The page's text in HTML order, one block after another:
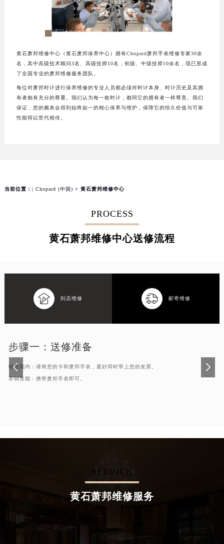
黄石萧邦维修中心（黄石萧邦保养中心）拥有Chopard萧邦手表维修专家30余
名，其中高级技术顾问3名、高级技师10名，初级、中级技师10余名，现已形成
了全国专业的萧邦维修服务团队。
每位对萧邦时计进行保养维修的专业人员都必须对时计本身、时计历史及其拥
有者抱有充分的尊重。我们认为每一枚时计，都同它的拥有者一样尊贵。我们
保证，您的腕表会得到始终如一的精心保养与维护，保障它的恒久价值与可靠
性能得以世代相传。
当前位置： | Chopard (中国) > 黄石萧邦维修中心
PROCESS
黄石萧邦维修中心送修流程
 到店维修  邮寄维修
步骤一： 送修准备
销售期内：请将您的卡和萧邦手表，最好同时带上您的发票。
非销售期：携带萧邦手表即可。
SERVICE
黄石萧邦维修服务